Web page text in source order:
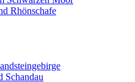
Rhönschafe
Schandau